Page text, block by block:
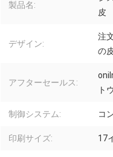
製品名:
皮
デザイン:
注
の
アフターセールス:
ト
制御システム: コ
印刷サイズ: 17